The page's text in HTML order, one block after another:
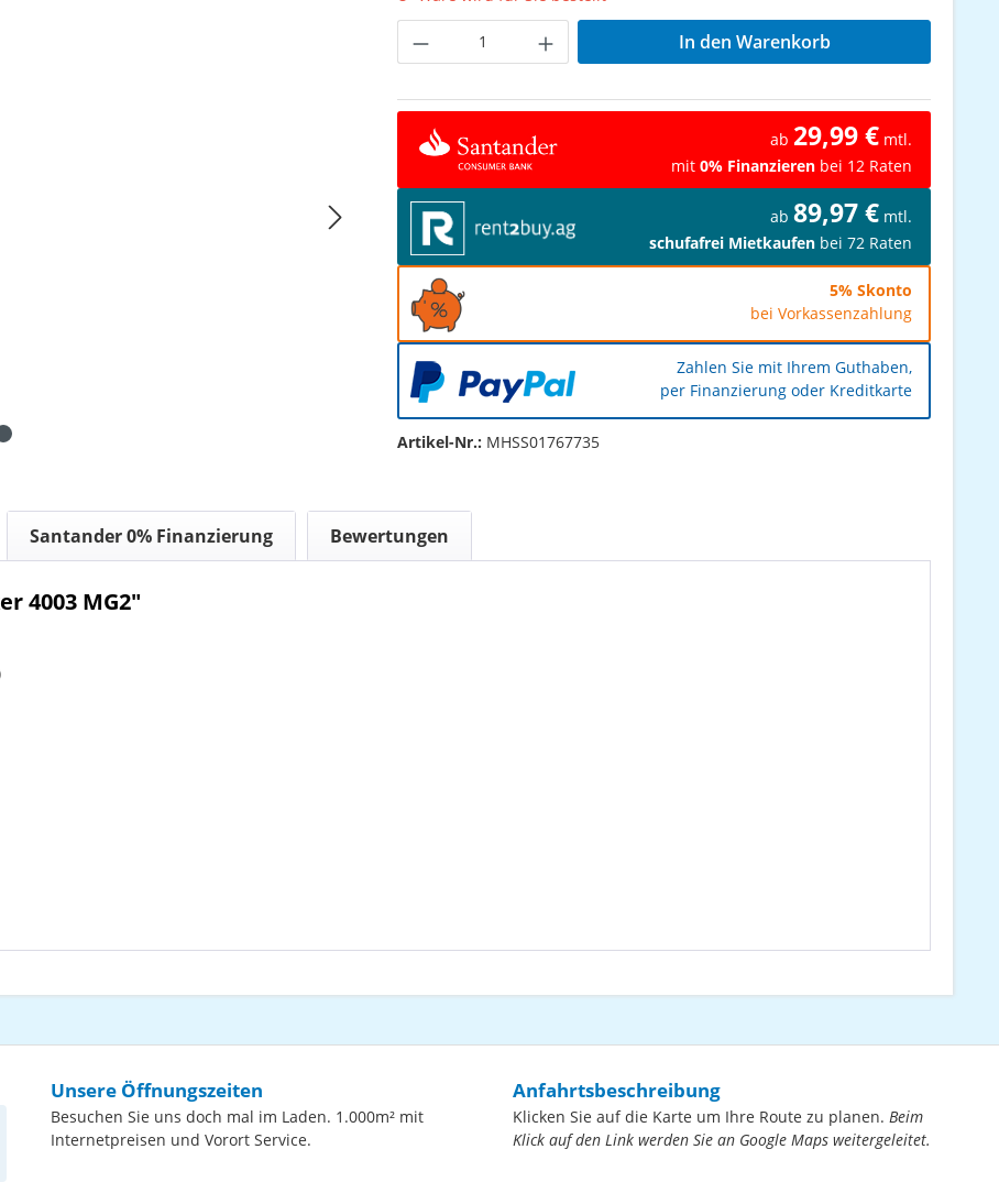
Produkt Anzahl: Gib den gewünschten Wert
In den Warenkorb
ab 29,99 € mtl.
mit 0% Finanzieren bei 12 Raten
ab 89,97 € mtl.
schufafrei Mietkaufen bei 72 Raten
5% Skonto
bei Vorkassenzahlung
Zahlen Sie mit Ihrem Guthaben,
per Finanzierung oder Kreditkarte
Artikel-Nr.: MHSS01767735
Santander 0% Finanzierung Bewertungen
4003 MG2"
Unsere Öffnungszeiten
Besuchen Sie uns doch mal im Laden. 1.000m² mit
Internetpreisen und Vorort Service.
Anfahrtsbeschreibung
Klicken Sie auf die Karte um Ihre Route zu planen. Beim
Klick auf den Link werden Sie an Google Maps weitergeleitet.